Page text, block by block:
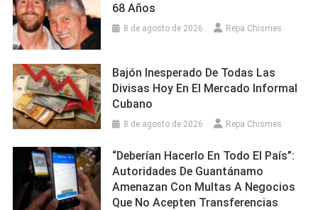
68 Años
8 de agosto de 2026 Repa Chismes
Bajón Inesperado De Todas Las
Divisas Hoy En El Mercado Informal
Cubano
8 de agosto de 2026 Repa Chismes
“Deberían Hacerlo En Todo El País”:
Autoridades De Guantánamo
Amenazan Con Multas A Negocios
Que No Acepten Transferencias